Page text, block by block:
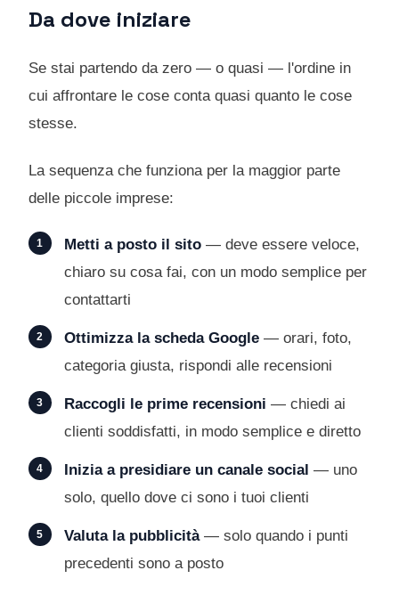
Da dove iniziare
Se stai partendo da zero — o quasi — l'ordine in
cui affrontare le cose conta quasi quanto le cose
stesse.
La sequenza che funziona per la maggior parte
delle piccole imprese:
Metti a posto il sito — deve essere veloce,
chiaro su cosa fai, con un modo semplice per
contattarti
Ottimizza la scheda Google — orari, foto,
categoria giusta, rispondi alle recensioni
Raccogli le prime recensioni — chiedi ai
clienti soddisfatti, in modo semplice e diretto
Inizia a presidiare un canale social — uno
solo, quello dove ci sono i tuoi clienti
Valuta la pubblicità— solo quando i punti
precedenti sono a posto